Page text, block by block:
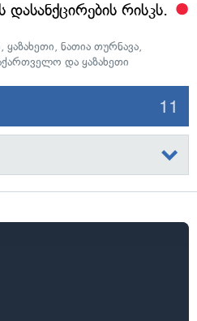
რისკს.
, ყაზახეთი, ნათია თურნავა,
და ყაზახეთი
11